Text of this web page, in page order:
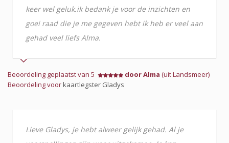
keer wel geluk.ik bedank je voor de inzichten en
goei raad die je me gegeven hebt ik heb er veel aan
gehad veel liefs Alma.
Beoordeling geplaatst van 5 door Alma (uit Landsmeer)
Beoordeling voorkaartlegster Gladys
Lieve Gladys, je hebt alweer gelijk gehad. Al je